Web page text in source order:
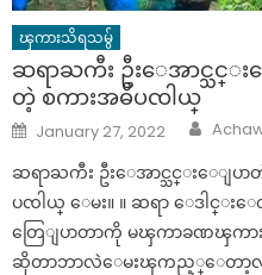
ၾကားသိရသမွ်
ဆရာႀကီး ဦးေအာင္သင္
တဲ့ စကားအဓိပၸါယ္
Posted
on
January 27, 2022
ဆရာႀကီး ဦးေအာင္သင္းေျပ
ပၸါယ္ ေမး။ ။ ဆရာ ေဒါင္
တြေျပာတာကို မၾကာခဏၾက
ဆိုတာဘာလဲေမးၾကည့္ေတာ့လဲ ဘ